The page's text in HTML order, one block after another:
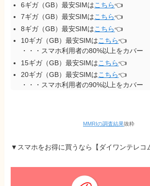
6ギガ（GB）最安SIMはこちら👈
7ギガ（GB）最安SIMはこちら👈
8ギガ（GB）最安SIMはこちら👈
10ギガ（GB）最安SIMはこちら👈
・・・スマホ利用者の80%以上をカバー
15ギガ（GB）最安SIMはこちら👈
20ギガ（GB）最安SIMはこちら👈
・・・スマホ利用者の90%以上をカバー
MMRIの調査結果抜粋
▼スマホをお得に買うなら 【ダイワンテレコ